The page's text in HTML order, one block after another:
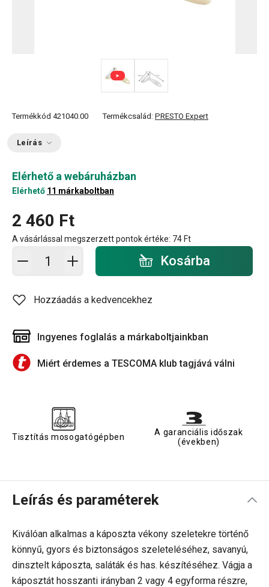
Termékkód 421040.00 Termékcsalád: PRESTO Expert
Leírás
Elérhető a webáruházban
Elérhető 11 márkaboltban
2 460 Ft
A vásárlással megszerzett pontok értéke: 74 Ft
Kosárba - mennyiség Kosárba
Hozzáadás a kedvencekhez
Ingyenes foglalás a márkaboltjainkban
Miért érdemes a TESCOMA klub tagjává válni
Tisztítás mosogatógépben
A garanciális időszak
(években)
Leírás és paraméterek
Kiválóan alkalmas a káposzta vékony szeletekre történő
könnyű, gyors és biztonságos szeleteléséhez, savanyú,
dinsztelt káposzta, saláták és has. készítéséhez. Vágja a
káposztát hosszanti irányban 2 vagy 4 egyforma részre,